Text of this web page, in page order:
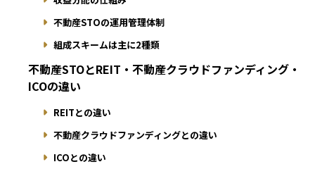
不動産STOの運用管理体制
組成スキームは主に2種類
不動産STOとREIT・不動産クラウドファンディング・
ICOの違い
REITとの違い
不動産クラウドファンディングとの違い
ICOとの違い